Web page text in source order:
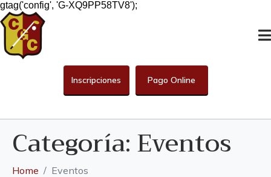
gtag('config', 'G-XQ9PP58TV8');
Inscripciones Pago Online
Categoría:Eventos
Home Eventos